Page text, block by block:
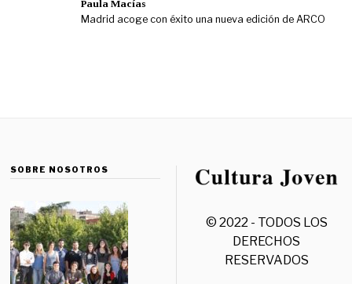
Paula Macías
Madrid acoge con éxito una nueva edición de ARCO
SOBRE NOSOTROS
© 2022 - TODOS LOS
DERECHOS
RESERVADOS